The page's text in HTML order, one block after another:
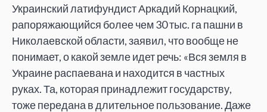
Украинский латифундист Аркадий Корнацкий,
рапоряжающийся более чем 30 тыс. га пашни в
Николаевской области, заявил, что вообще не
понимает, о какой земле идет речь: «Вся земля в
Украине распаевана и находится в частных
руках. Та, которая принадлежит государству,
тоже передана в длительное пользование. Даже